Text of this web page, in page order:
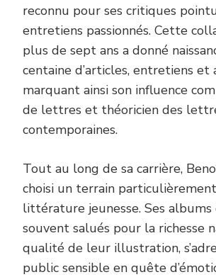
reconnu pour ses critiques
entretiens passionnés. Cette
plus de sept ans a donné
centaine d’articles, entretiens et
marquant ainsi son influence
de lettres et théoricien des
contemporaines.
Tout au long de sa carrière,
choisi un terrain
littérature jeunesse. Ses albums
souvent salués pour la richesse
qualité de leur illustration,
public sensible en quête